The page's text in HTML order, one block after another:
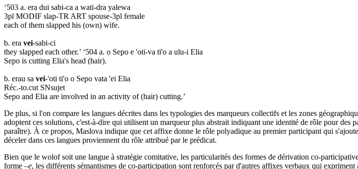
‘503 a. era dui sabi-ca a wati-dra yalewa
3pl MODIF slap-TR ART spouse-3pl female
each of them slapped his (own) wife.
b. era vei-sabi-ci
they slapped each other.’ ‘504 a. o Sepo e 'oti-va ti'o a ulu-i Elia
Sepo is cutting Elia's head (hair).
b. erau sa vei-'oti ti'o o Sepo vata 'ei Elia
Réc.-to.cut SNsujet
Sepo and Elia are involved in an activity of (hair) cutting.’
De plus, si l'on compare les langues décrites dans les typologies des marqueurs collectifs et les zones
adoptent ces solutions, c'est-à-dire qui utilisent un marqueur plus abstrait indiquant une identité de rôle pour des
paraître). À ce propos, Maslova indique que cet affixe donne le rôle polyadique au premier participant qui
déceler dans ces langues proviennent du rôle attribué par le prédicat.
Bien que le wolof soit une langue à stratégie comitative, les particularités des formes de dérivation co-
forme –e, les différents sémantismes de co-participation sont renforcés par d'autres affixes verbaux qui